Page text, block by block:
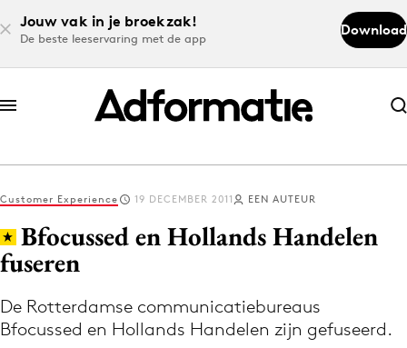
Jouw vak in je broekzak!
De beste leeservaring met de app
Download
Abonneer nu
Abonneer nu
Log in
Volg het laatste nieuws via de Adformatie
Nieuws app
Customer Experience 19 DECEMBER 2011 EEN AUTEUR
Bfocussed en Hollands Handelen
fuseren
De Rotterdamse communicatiebureaus
Bfocussed en Hollands Handelen zijn gefuseerd.